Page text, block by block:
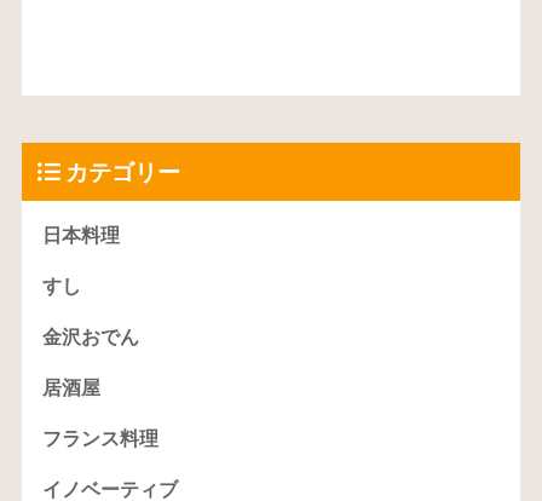
カテゴリー
日本料理
すし
金沢おでん
居酒屋
フランス料理
イノベーティブ